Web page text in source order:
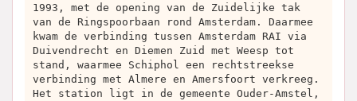
1993, met de opening van de Zuidelijke tak
van de Ringspoorbaan rond Amsterdam. Daarmee
kwam de verbinding tussen Amsterdam RAI via
Duivendrecht en Diemen Zuid met Weesp tot
stand, waarmee Schiphol een rechtstreekse
verbinding met Almere en Amersfoort verkreeg.
Het station ligt in de gemeente Ouder-Amstel,